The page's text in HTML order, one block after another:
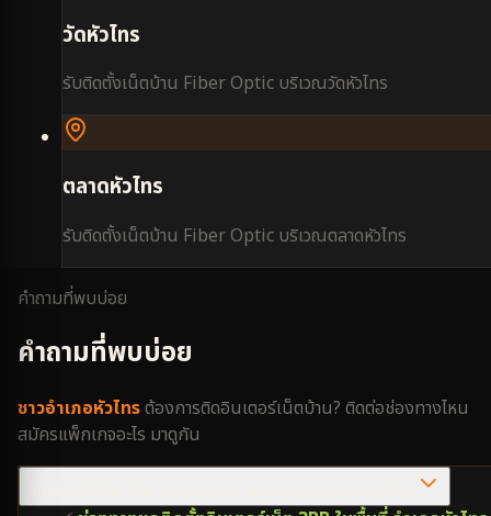
วัดหัวไทร
รับติดตั้งเน็ตบ้าน Fiber Optic บริเวณวัดหัวไทร
ตลาดหัวไทร
รับติดตั้งเน็ตบ้าน Fiber Optic บริเวณตลาดหัวไทร
คำถามที่พบบ่อย
คำถามที่พบบ่อย
ชาวอำเภอหัวไทรต้องการติดอินเตอร์เน็ตบ้าน? ติดต่อช่องทางไหน
สมัครแพ็กเกจอะไร มาดูกัน